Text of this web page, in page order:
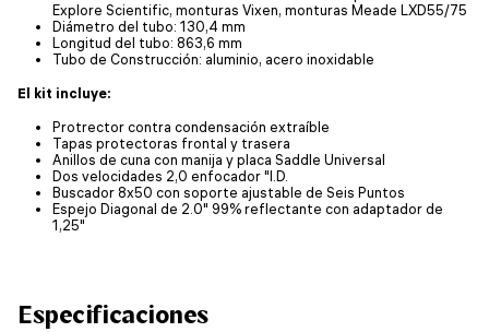
Explore Scientific, monturas Vixen, monturas Meade LXD55/75
Diámetro del tubo: 130,4 mm
Longitud del tubo: 863,6 mm
Tubo de Construcción: aluminio, acero inoxidable
El kit incluye:
Protrector contra condensación extraíble
Tapas protectoras frontal y trasera
Anillos de cuna con manija y placa Saddle Universal
Dos velocidades 2,0 enfocador "I.D.
Buscador 8x50 con soporte ajustable de Seis Puntos
Espejo Diagonal de 2.0" 99% reflectante con adaptador de
1,25"
Especificaciones